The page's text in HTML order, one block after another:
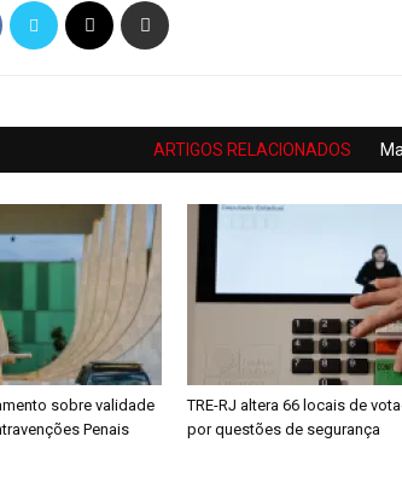
ARTIGOS RELACIONADOS
sobre validade
Penais
TRE-RJ altera 66 locais de
por questões de segurança